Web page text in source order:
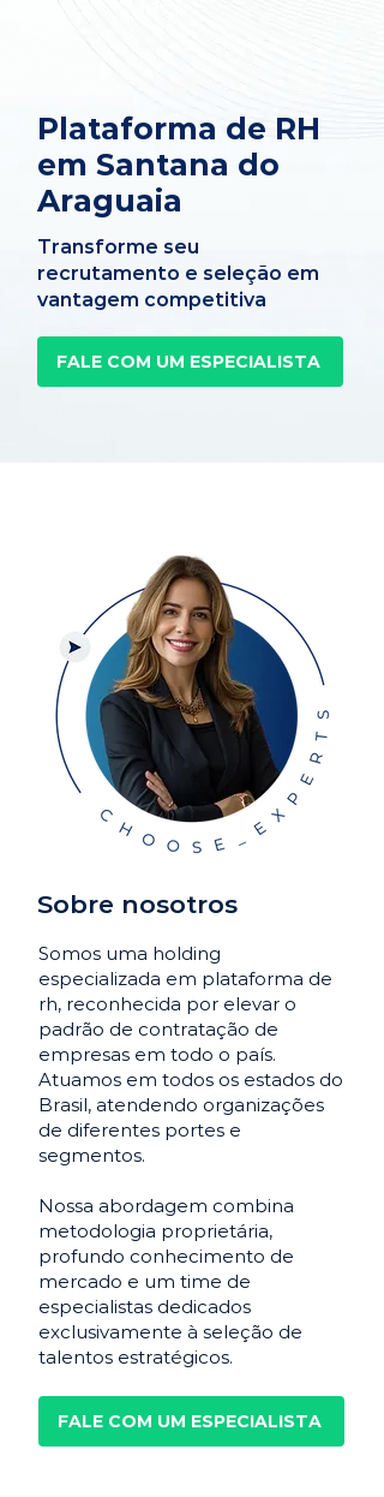
Plataforma de RH
em Santana do
Araguaia
Transforme seu
recrutamento e seleção em
vantagem competitiva
FALE COM UM ESPECIALISTA
Sobre nosotros
Somos uma holding
especializada em plataforma de
rh, reconhecida por elevar o
padrão de contratação de
empresas em todo o país.
Atuamos em todos os estados do
Brasil, atendendo organizações
de diferentes portes e
segmentos.
Nossa abordagem combina
metodologia proprietária,
profundo conhecimento de
mercado e um time de
especialistas dedicados
exclusivamente à seleção de
talentos estratégicos.
FALE COM UM ESPECIALISTA